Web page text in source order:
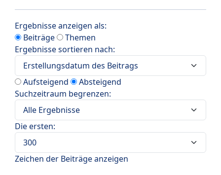
Ergebnisse anzeigen als:
Beiträge
Themen
Ergebnisse sortieren nach:
Aufsteigend
Absteigend
Suchzeitraum begrenzen:
Die ersten:
Zeichen der Beiträge anzeigen